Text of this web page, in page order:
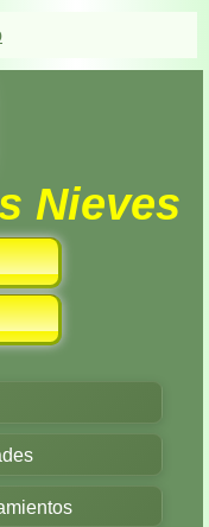
Nieves